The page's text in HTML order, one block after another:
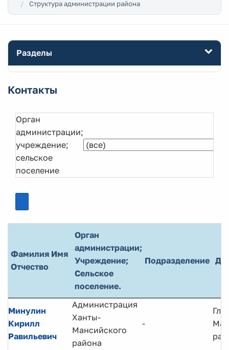
Структура администрации района
Разделы
Контакты
Орган
администрации;
учреждение;
сельское
поселение
Фамилия Имя
Отчество
Орган
администрации;
Учреждение;
Сельское
поселение.
Подразделение
Минулин
Кирилл
Равильевич
Администрация
Ханты-
Мансийского
района
-